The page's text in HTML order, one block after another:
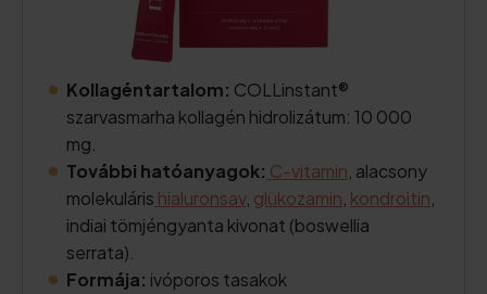
Kollagéntartalom: COLLinstant®
szarvasmarha kollagén hidrolizátum: 10 000
mg.
További hatóanyagok: C-vitamin , alacsony
molekuláris hialuronsav, glükozamin kondroitin
indiai tömjéngyanta kivonat (boswellia
serrata).
Formája: ivóporos tasakok